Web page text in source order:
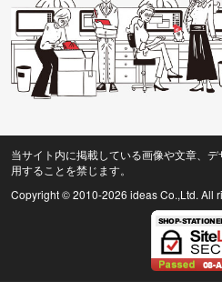
当サイト内に掲載している画像や文章、
用することを禁じます。
Copyright © 2010-2026 ideas Co.,Ltd. All